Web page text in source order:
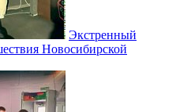
Экстренный
Новосибирской